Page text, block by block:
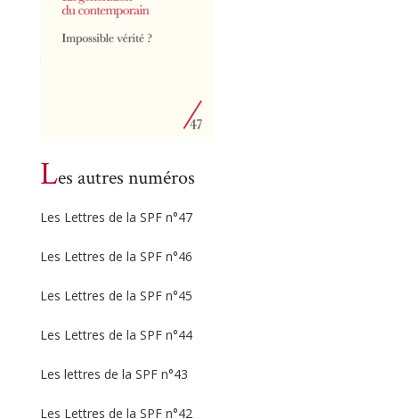
Les autres numéros
Les Lettres de la SPF n°47
Les Lettres de la SPF n°46
Les Lettres de la SPF n°45
Les Lettres de la SPF n°44
Les lettres de la SPF n°43
Les Lettres de la SPF n°42